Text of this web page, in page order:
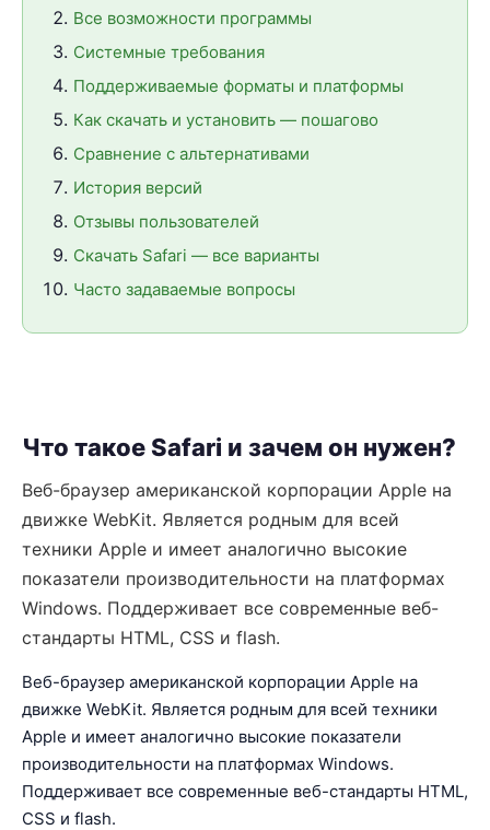
Все возможности программы
Системные требования
Поддерживаемые форматы и платформы
Как скачать и установить — пошагово
Сравнение с альтернативами
История версий
Отзывы пользователей
Скачать Safari — все варианты
Часто задаваемые вопросы
Что такое Safari и зачем он нужен?
Веб-браузер американской корпорации Apple на
движке WebKit. Является родным для всей
техники Apple и имеет аналогично высокие
показатели производительности на платформах
Windows. Поддерживает все современные веб-
стандарты HTML, CSS и flash.
Веб-браузер американской корпорации Apple на
движке WebKit. Является родным для всей техники
Apple и имеет аналогично высокие показатели
производительности на платформах Windows.
Поддерживает все современные веб-стандарты HTML,
CSS и flash.